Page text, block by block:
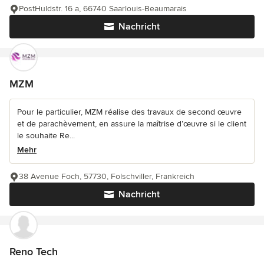
Nachricht
PostHuldstr. 16 a, 66740 Saarlouis-Beaumarais
MZM
Pour le particulier, MZM réalise des travaux de second œuvre
et de parachèvement, en assure la maîtrise d’œuvre si le client
le souhaite Re...
Mehr
Nachricht
38 Avenue Foch, 57730, Folschviller, Frankreich
Reno Tech